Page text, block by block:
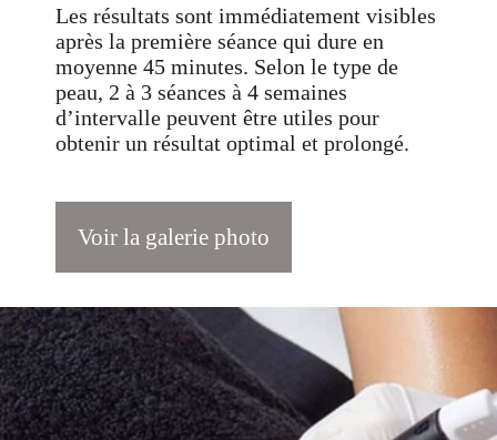
Les résultats sont immédiatement visibles
après la première séance qui dure en
moyenne 45 minutes. Selon le type de
peau, 2 à 3 séances à 4 semaines
d’intervalle peuvent être utiles pour
obtenir un résultat optimal et prolongé.
Voir la galerie photo